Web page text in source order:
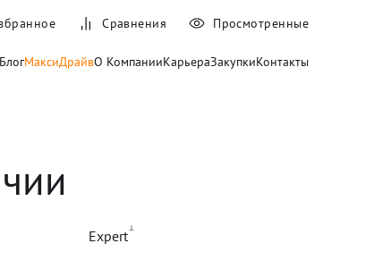
БлогМаксиДрайвО КомпанииКарьераЗакупкиКонтакты
Сравнения Просмотренные
Expert
1